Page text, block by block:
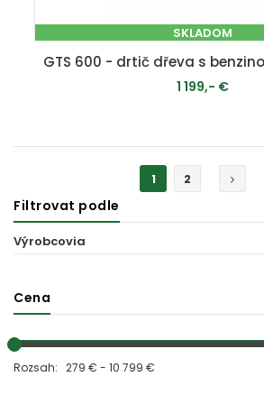
SKLADOM
1 199,- €
1 2
Filtrovat podle
Výrobcovia
Cena
Rozsah: 279 € - 10 799 €